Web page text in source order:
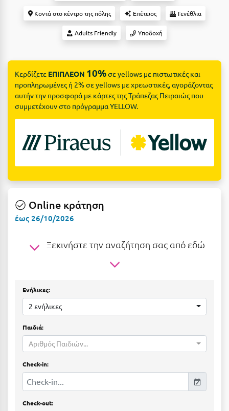
Βραχάτι Κορινθίας
Γ
Γαλαξiδι
Γλυφάδα
Γύθειο
Διακοπτό
Ελούντα Κρήτης
Ερέτρια
Ερμιόνη
Εύβοια
Ευρυτανία
Δες όλα τα πακέτα διακοπών
Κοντά στο κέντρο της πόλης Επέτειος Γενέθλια
Adults Friendly Υποδοχή
Κερδίζετε ΕΠΙΠΛΕΟΝ 10%σε yellows με πιστωτικές και
προπληρωμένες ή 2% σε yellows με χρεωστικές, αγοράζοντας
αυτήν την προσφορά με κάρτες της Τράπεζας Πειραιώς που
συμμετέχουν στο πρόγραμμα YELLOW.
Online κράτηση
έως 26/10/2026
Ξεκινήστε την αναζήτηση σας από εδώ
Ενήλικες:
2 ενήλικες
Παιδιά:
Αριθμός Παιδιών...
Check-in:
Check-out: